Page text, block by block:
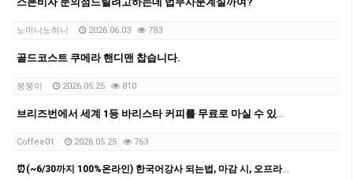
노머니노허니 2026.06.03 783
골드코스트 쿠메라 핸디맨 찹습니다.
붕붕이 2026.05.25 810
Coffee01 2026.05.25 763
⏰(~6/30까지 100%온라인) 한국어강사 되는법, 마감 시, 오프라인 확정